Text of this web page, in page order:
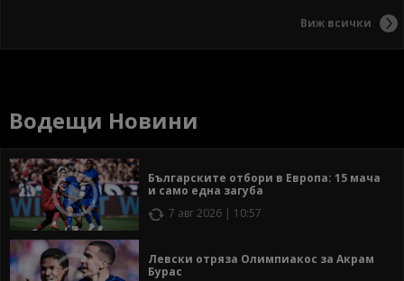
Виж всички
Водещи Новини
Българските отбори в Европа: 15 мача
и само една загуба
7 авг 2026 | 10:57
Левски отряза Олимпиакос за Акрам
Бурас